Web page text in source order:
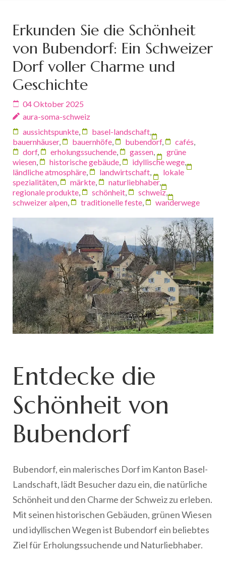
Erkunden Sie die Schönheit
von Bubendorf: Ein Schweizer
Dorf voller Charme und
Geschichte
04 Oktober 2025
aura-soma-schweiz
aussichtspunkte
basel-landschaft
bauernhäuser, bauernhöfe bubendorf, cafés
dorf, erholungssuchende gassen
grüne
wiesen
historische gebäude idyllische wege
ländliche atmosphäre
landwirtschaft
lokale
spezialitäten
märkte naturliebhaber,
regionale produkte
schönheit schweiz,
schweizer alpen
traditionelle feste wanderwege
Entdecke die
Schönheit von
Bubendorf
Bubendorf, ein malerisches Dorf im Kanton Basel-
Landschaft, lädt Besucher dazu ein, die natürliche
Schönheit und den Charme der Schweiz zu erleben.
Mit seinen historischen Gebäuden, grünen Wiesen
und idyllischen Wegen ist Bubendorf ein beliebtes
Ziel für Erholungssuchende und Naturliebhaber.